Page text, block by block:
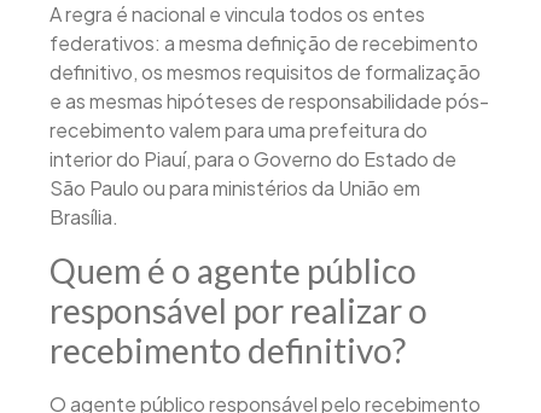
A regra é nacional e vincula todos os entes
federativos: a mesma definição de recebimento
definitivo, os mesmos requisitos de formalização
e as mesmas hipóteses de responsabilidade pós-
recebimento valem para uma prefeitura do
interior do Piauí, para o Governo do Estado de
São Paulo ou para ministérios da União em
Brasília.
Quem é o agente público
responsável por realizar o
recebimento definitivo?
O agente público responsável pelo recebimento